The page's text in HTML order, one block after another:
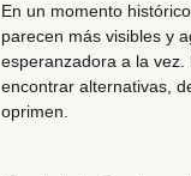
En un momento
parecen más visibles y
esperanzadora a la vez
encontrar alternativas,
oprimen.